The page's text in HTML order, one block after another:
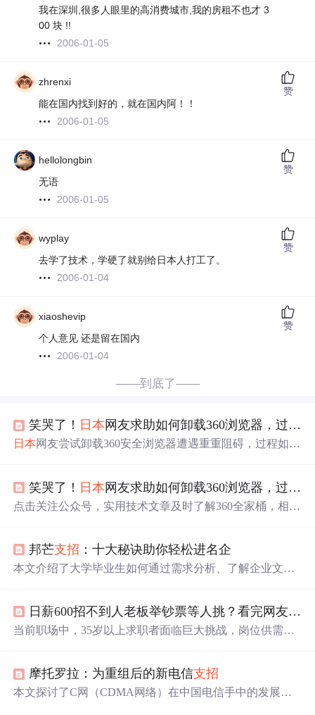
我在深圳,很多人眼里的高消费城市,我的房租不也才 3
00 块 !!
2006-01-05
zhrenxi
能在国内找到好的，就在国内阿！！
2006-01-05
赞
hellolongbin
无语
2006-01-05
赞
wyplay
去学了技术，学硬了就别给日本人打工了。
2006-01-04
赞
xiaoshevip
个人意见 还是留在国内
2006-01-04
赞
——到底了——
笑哭了！ 日本 网友求助如何卸载360浏览器，过程堪比“ 拆弹 ”...
日本网友尝试卸载360安全浏览器遭遇重重阻碍，过程如
战和对策
笑哭了！ 日本 网友求助如何卸载360浏览器，过程堪比“ 拆弹 ”.....
点击关注公众号，实用技术文章及时了解360全家桶，相信
长。本以为这个知名软件就在国内火，没想到居然在国外
也火了，但并不是因为软件本身有多牛x，而是一名日本
邦芒支招 ：十大秘诀助你轻松进名企
本文介绍了大学毕业生如何通过需求分析、了解企业文
名企业面试中的竞争力。
日薪600招不到人老板举钞票等人挑？看完网友绷不住了……
当前职场中，35岁以上求职者面临巨大挑战，岗位供需比
业出现高薪招工难现象，日薪600元仍难以吸引工人，反映
出蓝领工人对工作条件和福利的更高要求。
摩托罗拉：为重组后的新电信支招
本文探讨了C网（CDMA网络）在中国电信手中的发展潜